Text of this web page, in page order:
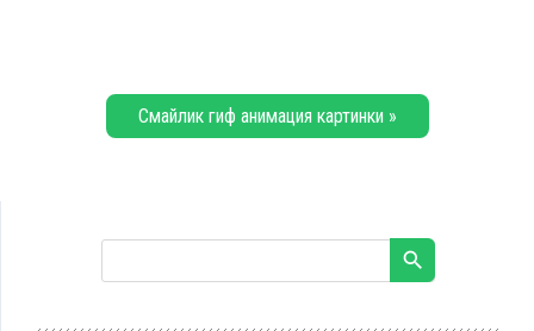
Смайлик гиф анимация картинки »